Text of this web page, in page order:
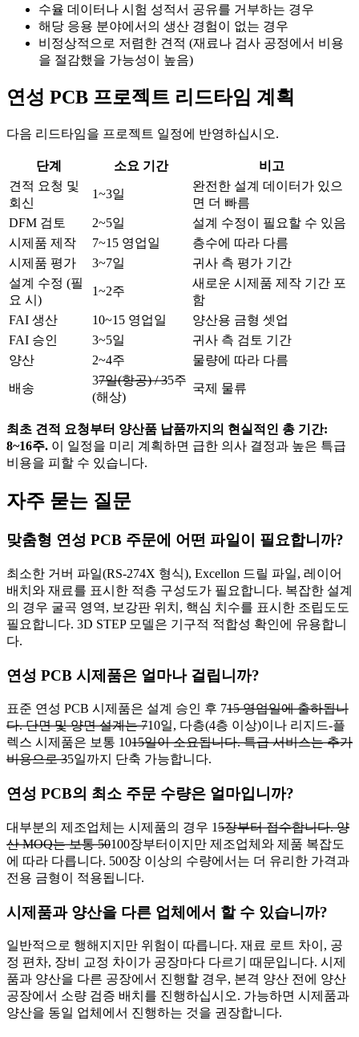
수율 데이터나 시험 성적서 공유를 거부하는 경우
해당 응용 분야에서의 생산 경험이 없는 경우
비정상적으로 저렴한 견적 (재료나 검사 공정에서 비용
을 절감했을 가능성이 높음)
연성 PCB 프로젝트 리드타임 계획
다음 리드타임을 프로젝트 일정에 반영하십시오.
단계 소요 기간
비고
견적 요청 및
회신
1~3일
완전한 설계 데이터가 있으
면 더 빠름
DFM 검토
2~5일
설계 수정이 필요할 수 있음
시제품 제작
7~15 영업일
층수에 따라 다름
시제품 평가
3~7일
귀사 측 평가 기간
설계 수정 (필
요 시)
1~2주
새로운 시제품 제작 기간 포
함
FAI 생산
10~15 영업일
양산용 금형 셋업
FAI 승인
3~5일
귀사 측 검토 기간
양산
2~4주 물량에 따라 다름
배송
37일(항공) / 35주
(해상)
국제 물류
최초 견적 요청부터 양산품 납품까지의 현실적인 총 기간:
8~16주. 이 일정을 미리 계획하면 급한 의사 결정과 높은 특급
비용을 피할 수 있습니다.
자주 묻는 질문
맞춤형 연성 PCB 주문에 어떤 파일이 필요합니까?
최소한 거버 파일(RS-274X 형식), Excellon 드릴 파일, 레이어
배치와 재료를 표시한 적층 구성도가 필요합니다. 복잡한 설계
의 경우 굴곡 영역, 보강판 위치, 핵심 치수를 표시한 조립도도
필요합니다. 3D STEP 모델은 기구적 적합성 확인에 유용합니
다.
연성 PCB 시제품은 얼마나 걸립니까?
표준 연성 PCB 시제품은 설계 승인 후 715 영업일에 출하됩니
다. 단면 및 양면 설계는 710일, 다층(4층 이상)이나 리지드-플
렉스 시제품은 보통 1015일이 소요됩니다. 특급 서비스는 추가
비용으로 35일까지 단축 가능합니다.
연성 PCB의 최소 주문 수량은 얼마입니까?
대부분의 제조업체는 시제품의 경우 15장부터 접수합니다. 양
산 MOQ는 보통 50100장부터이지만 제조업체와 제품 복잡도
에 따라 다릅니다. 500장 이상의 수량에서는 더 유리한 가격과
전용 금형이 적용됩니다.
시제품과 양산을 다른 업체에서 할 수 있습니까?
일반적으로 행해지지만 위험이 따릅니다. 재료 로트 차이, 공
정 편차, 장비 교정 차이가 공장마다 다르기 때문입니다. 시제
품과 양산을 다른 공장에서 진행할 경우, 본격 양산 전에 양산
공장에서 소량 검증 배치를 진행하십시오. 가능하면 시제품과
양산을 동일 업체에서 진행하는 것을 권장합니다.